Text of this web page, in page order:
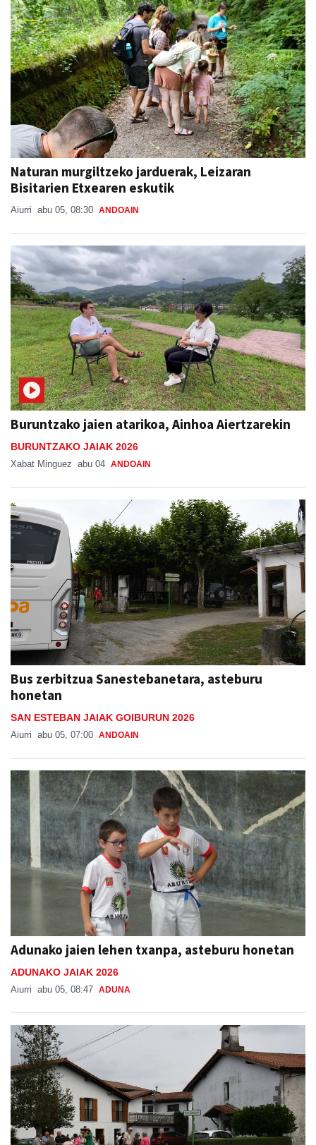
Naturan murgiltzeko jarduerak, Leizaran
Bisitarien Etxearen eskutik
Aiurri abu 05, 08:30 ANDOAIN
Buruntzako jaien atarikoa, Ainhoa Aiertzarekin
BURUNTZAKO JAIAK 2026
Xabat Minguez abu 04 ANDOAIN
Bus zerbitzua Sanestebanetara, asteburu
honetan
SAN ESTEBAN JAIAK GOIBURUN 2026
Aiurri abu 05, 07:00 ANDOAIN
Adunako jaien lehen txanpa, asteburu honetan
ADUNAKO JAIAK 2026
Aiurri abu 05, 08:47 ADUNA